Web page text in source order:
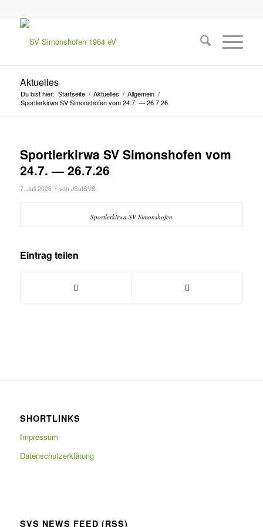
Aktuelles
Du bist hier: Startseite / Aktuelles / Allgemein /
Sportlerkirwa SV Simonshofen vom 24.7. — 26.7.26
Sportlerkirwa SV Simonshofen vom
24.7. — 26.7.26
7. Juli 2026 / von JSatSVS
Sportlerkir­wa SV Simonshofen
Eintrag teilen
SHORTLINKS
Impressum
Datenschutzerklärung
SVS NEWS FEED (RSS)